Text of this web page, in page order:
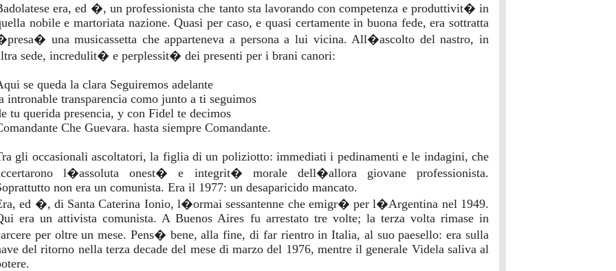
era, ed �, un professionista che tanto sta lavorando con competenza e produttivit� in
nobile e martoriata nazione. Quasi per caso, e quasi certamente in buona fede, era sottratta
una musicassetta che apparteneva a persona a lui vicina. All�ascolto del nastro, in
sede, incredulit� e perplessit� dei presenti per i brani canori:
se queda la clara Seguiremos adelante
intronable transparencia como junto a ti seguimos
tu querida presencia, y con Fidel te decimos
Che Guevara. hasta siempre Comandante.
gli occasionali ascoltatori, la figlia di un poliziotto: immediati i pedinamenti e le indagini, che
l�assoluta onest� e integrit� morale dell�allora giovane professionista.
non era un comunista. Era il 1977: un desaparicido mancato.
ed �, di Santa Caterina Ionio, l�ormai sessantenne che emigr� per l�Argentina nel 1949.
era un attivista comunista. A Buenos Aires fu arrestato tre volte; la terza volta rimase in
per oltre un mese. Pens� bene, alla fine, di far rientro in Italia, al suo paesello: era sulla
del ritorno nella terza decade del mese di marzo del 1976, mentre il generale Videla saliva al